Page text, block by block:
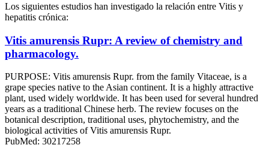
Los siguientes estudios han investigado la relación entre Vitis y
hepatitis crónica:
Vitis amurensis Rupr: A review of chemistry and
pharmacology.
PURPOSE: Vitis amurensis Rupr. from the family Vitaceae, is a
grape species native to the Asian continent. It is a highly attractive
plant, used widely worldwide. It has been used for several hundred
years as a traditional Chinese herb. The review focuses on the
botanical description, traditional uses, phytochemistry, and the
biological activities of Vitis amurensis Rupr.
PubMed: 30217258